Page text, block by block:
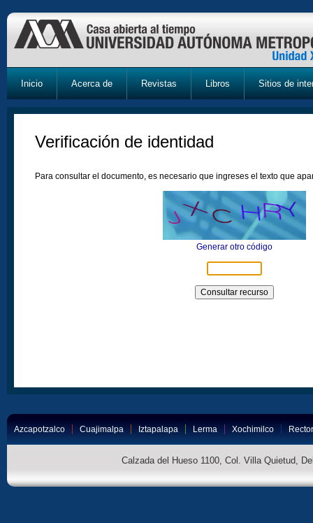
Inicio Acerca de Revistas Libros Sitios de
Verificación de identidad
Para consultar el documento, es necesario que ingreses el texto que
Generar otro código
Azcapotzalco Cuajimalpa Iztapalapa Lerma Xochimilco
Calzada del Hueso 1100, Col. Villa Quietud,